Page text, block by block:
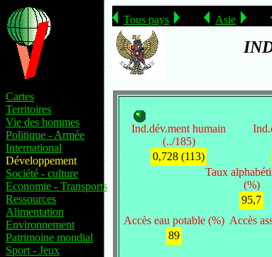
Tous pays Asie
Cartes
Territoires
Vie des hommes
Politique - Armée
International
Développement
Société - culture
Economie - Transports
Ressources
Alimentation
Environnement
Patrimoine mondial
Sport - Jeux
Ind.dév.ment humain
(../185)
0,728 (113)
Taux
(%)
95,7
Accès eau potable (%) Accès
89